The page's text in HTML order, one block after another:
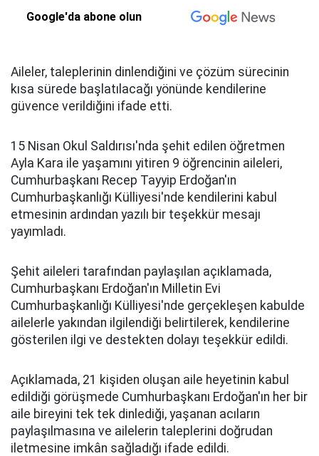
Google'da abone olun
Aileler, taleplerinin dinlendiğini ve çözüm sürecinin
kısa sürede başlatılacağı yönünde kendilerine
güvence verildiğini ifade etti.
15 Nisan Okul Saldırısı'nda şehit edilen öğretmen
Ayla Kara ile yaşamını yitiren 9 öğrencinin aileleri,
Cumhurbaşkanı Recep Tayyip Erdoğan'ın
Cumhurbaşkanlığı Külliyesi'nde kendilerini kabul
etmesinin ardından yazılı bir teşekkür mesajı
yayımladı.
Şehit aileleri tarafından paylaşılan açıklamada,
Cumhurbaşkanı Erdoğan'ın Milletin Evi
Cumhurbaşkanlığı Külliyesi'nde gerçekleşen kabulde
ailelerle yakından ilgilendiği belirtilerek, kendilerine
gösterilen ilgi ve destekten dolayı teşekkür edildi.
Açıklamada, 21 kişiden oluşan aile heyetinin kabul
edildiği görüşmede Cumhurbaşkanı Erdoğan'ın her bir
aile bireyini tek tek dinlediği, yaşanan acıların
paylaşılmasına ve ailelerin taleplerini doğrudan
iletmesine imkân sağladığı ifade edildi.